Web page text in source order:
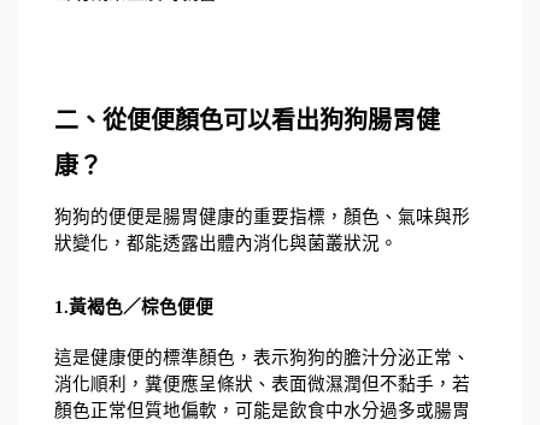
二、從便便顏色可以看出狗狗腸胃健
康？
狗狗的便便是腸胃健康的重要指標，顏色、氣味與形
狀變化，都能透露出體內消化與菌叢狀況。
1.黃褐色／棕色便便
這是健康便的標準顏色，表示狗狗的膽汁分泌正常、
消化順利，糞便應呈條狀、表面微濕潤但不黏手，若
顏色正常但質地偏軟，可能是飲食中水分過多或腸胃